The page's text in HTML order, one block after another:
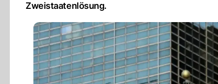
Zweistaatenlösung.